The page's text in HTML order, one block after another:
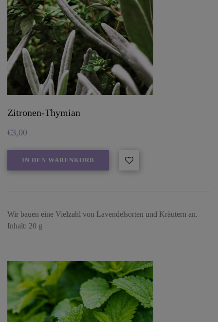
Zitronen-Thymian
€3,00
IN DEN WARENKORB
Wir bauen eine Vielzahl von Lavendelsorten und Kräutern an.
Inhalt: 20 g